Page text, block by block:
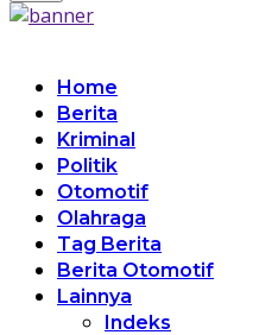
Home
Berita
Kriminal
Politik
Otomotif
Olahraga
Tag Berita
Berita Otomotif
Lainnya
Indeks